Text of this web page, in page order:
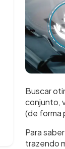
Buscar
conjunto,
(de forma
Para
trazendo